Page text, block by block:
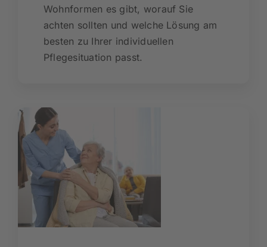
Wohnformen es gibt, worauf Sie
achten sollten und welche Lösung am
besten zu Ihrer individuellen
Pflegesituation passt.